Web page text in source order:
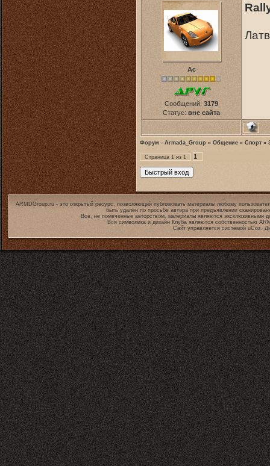
Ас
Сообщений: 3179
Статус: вне сайта
Форум - Armada_Group » Общение » Спорт »
Страница 1 из 1 1
ARMDGroup.ru - это открытый ресурс, позволяющий публиковать материалы любому
быть удален по просьбе автора при предъявлении
Все, не помеченные авторством, материалы являются эксклюзивными
Вся символика и дизайн Клуба являются собственностью
Сайт управляется системой uCoz.